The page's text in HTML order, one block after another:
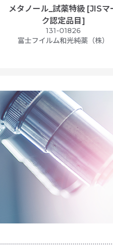
メタノール_試薬特級 [JISマ
ク認定品目]
131-01826
富士フイルム和光純薬（株）